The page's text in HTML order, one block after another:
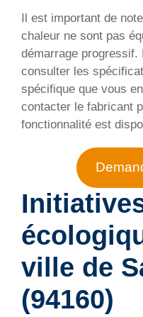
Il est important de
chaleur ne sont pas
démarrage progressif.
consulter les
spécifique que vous
contacter le fabricant
fonctionnalité est
ville de
(94160)